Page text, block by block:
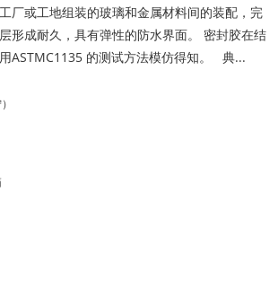
厂或工地组装的玻璃和金属材料间的装配，完
形成耐久，具有弹性的防水界面。 密封胶在结
ASTMC1135 的测试方法模仿得知。 典...